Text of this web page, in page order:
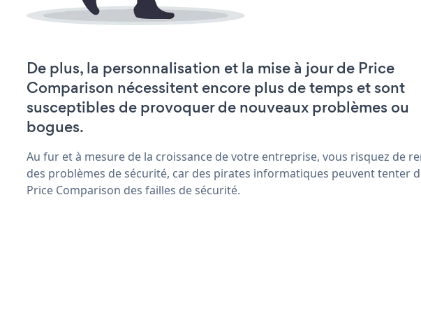
De plus, la personnalisation et la mise à jour de Price
Comparison nécessitent encore plus de temps et sont
susceptibles de provoquer de nouveaux problèmes ou
bogues.
Au fur et à mesure de la croissance de votre entreprise, vous risquez de
des problèmes de sécurité, car des pirates informatiques peuvent tenter
Price Comparison des failles de sécurité.